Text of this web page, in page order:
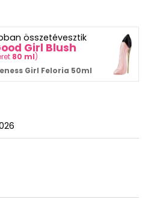
összetévesztik
Girl Blush
80 ml)
Girl Feloria 50ml